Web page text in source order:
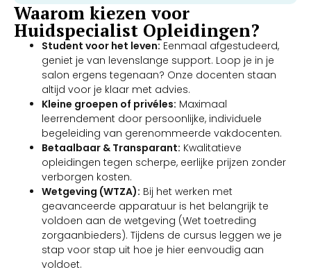
Waarom kiezen voor
Huidspecialist Opleidingen?
Student voor het leven: Eenmaal afgestudeerd,
geniet je van levenslange support. Loop je in je
salon ergens tegenaan? Onze docenten staan
altijd voor je klaar met advies.
Kleine groepen of privéles: Maximaal
leerrendement door persoonlijke, individuele
begeleiding van gerenommeerde vakdocenten.
Betaalbaar & Transparant: Kwalitatieve
opleidingen tegen scherpe, eerlijke prijzen zonder
verborgen kosten.
Wetgeving (WTZA): Bij het werken met
geavanceerde apparatuur is het belangrijk te
voldoen aan de wetgeving (Wet toetreding
zorgaanbieders). Tijdens de cursus leggen we je
stap voor stap uit hoe je hier eenvoudig aan
voldoet.